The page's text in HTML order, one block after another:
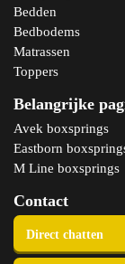
Bedden
Bedbodems
Matrassen
Toppers
Belangrijke
Avek boxsprings
Eastborn
M Line boxsprings
Contact